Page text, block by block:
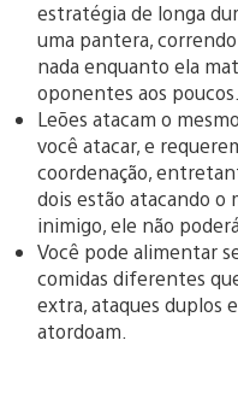
estratégia de longa
uma pantera,
nada enquanto ela
oponentes aos poucos.
Leões atacam o
você atacar, e
coordenação,
dois estão atacando o
inimigo, ele não
Você pode alimentar
comidas diferentes
extra, ataques duplos
atordoam.